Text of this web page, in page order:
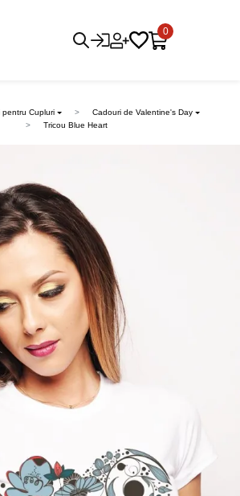
0
pentru Cupluri
Cadouri de Valentine's Day
Tricou Blue Heart